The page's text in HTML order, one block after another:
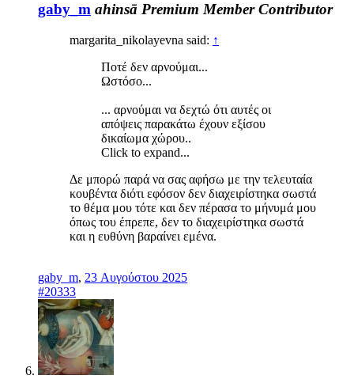
gaby_m ahinsā Premium Member Contributor
margarita_nikolayevna said: ↑
Ποτέ δεν αρνούμαι...
Ωστόσο...
... αρνούμαι να δεχτώ ότι αυτές οι
απόψεις παρακάτω έχουν εξίσου
δικαίωμα χώρου..
Click to expand...
Δε μπορώ παρά να σας αφήσω με την τελευταία
κουβέντα διότι εφόσον δεν διαχειρίστηκα σωστά
το θέμα μου τότε και δεν πέρασα το μήνυμά μου
όπως του έπρεπε, δεν το διαχειρίστηκα σωστά
και η ευθύνη βαραίνει εμένα.
gaby_m, 23 Αυγούστου 2025
#20333